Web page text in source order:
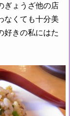
ぎょうざ他の店
なくても十分美
好きの私にはた